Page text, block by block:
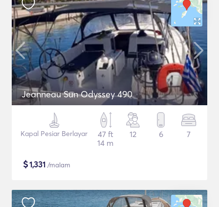
Jeanneau Sun Odyssey 490
Kapal Pesiar Berlayar
47 ft
14 m
12 6 7
$1,331 /malam